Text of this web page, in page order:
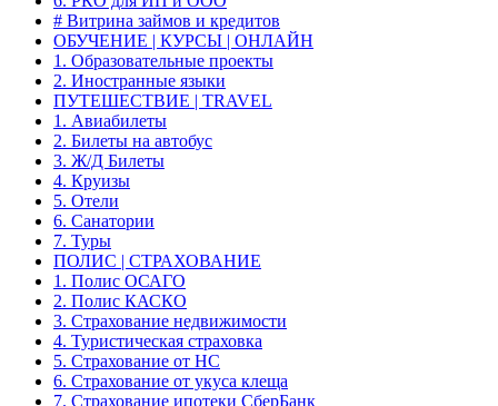
# Витрина займов и кредитов
ОБУЧЕНИЕ | КУРСЫ | ОНЛАЙН
1. Образовательные проекты
2. Иностранные языки
ПУТЕШЕСТВИЕ | TRAVEL
1. Авиабилеты
2. Билеты на автобус
3. Ж/Д Билеты
4. Круизы
5. Отели
6. Санатории
7. Туры
ПОЛИС | СТРАХОВАНИЕ
1. Полис ОСАГО
2. Полис КАСКО
3. Страхование недвижимости
4. Туристическая страховка
5. Страхование от НС
6. Страхование от укуса клеща
7. Страхование ипотеки СберБанк